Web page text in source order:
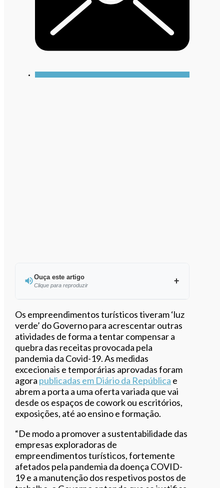
Ouça este artigo
Clique para reproduzir
Ouvir este artigo
Os empreendimentos turísticos tiveram ‘luz
verde’ do Governo para acrescentar outras
atividades de forma a tentar compensar a
quebra das receitas provocada pela
pandemia da Covid-19. As medidas
excecionais e temporárias aprovadas foram
agora publicadas em Diário da República e
abrem a porta a uma oferta variada que vai
desde os espaços de cowork ou escritórios,
exposições, até ao ensino e formação.
“De modo a promover a sustentabilidade das
empresas exploradoras de
empreendimentos turísticos, fortemente
afetados pela pandemia da doença COVID-
19 e a manutenção dos respetivos postos de